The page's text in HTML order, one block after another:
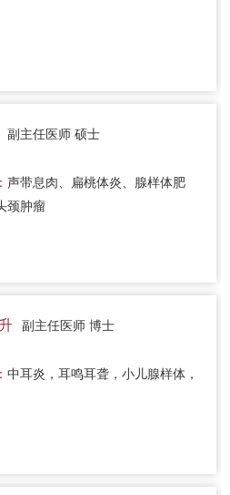
副主任医师 硕士
声带息肉、扁桃体炎、腺样体肥
颈肿瘤
副主任医师 博士
中耳炎，耳鸣耳聋，小儿腺样体，